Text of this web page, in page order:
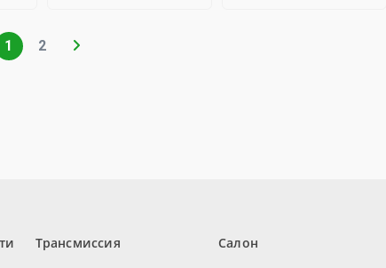
1 2
Трансмиссия Салон